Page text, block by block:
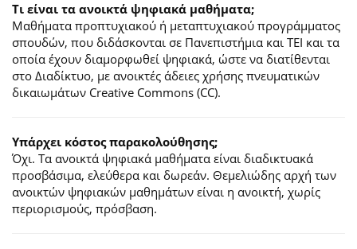
Τι είναι τα ανοικτά ψηφιακά μαθήματα;
Μαθήματα προπτυχιακού ή μεταπτυχιακού προγράμματος
σπουδών, που διδάσκονται σε Πανεπιστήμια και ΤΕΙ και τα
οποία έχουν διαμορφωθεί ψηφιακά, ώστε να διατίθενται
στο Διαδίκτυο, με ανοικτές άδειες χρήσης πνευματικών
δικαιωμάτων Creative Commons (CC).
Υπάρχει κόστος παρακολούθησης;
Όχι. Τα ανοικτά ψηφιακά μαθήματα είναι διαδικτυακά
προσβάσιμα, ελεύθερα και δωρεάν. Θεμελιώδης αρχή των
ανοικτών ψηφιακών μαθημάτων είναι η ανοικτή, χωρίς
περιορισμούς, πρόσβαση.